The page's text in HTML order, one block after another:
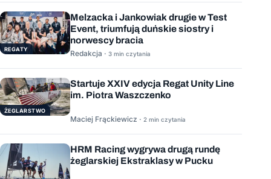
REGATY
Melzacka i Jankowiak drugie w Test
Event, triumfują duńskie siostry i
norwescy bracia
Redakcja · 3 min czytania
ŻEGLARSTWO
Startuje XXIV edycja Regat Unity Line
im. Piotra Waszczenko
Maciej Frąckiewicz · 2 min czytania
HRM Racing wygrywa drugą rundę
żeglarskiej Ekstraklasy w Pucku